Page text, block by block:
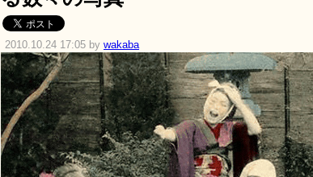
2010.10.24 17:05 by wakaba